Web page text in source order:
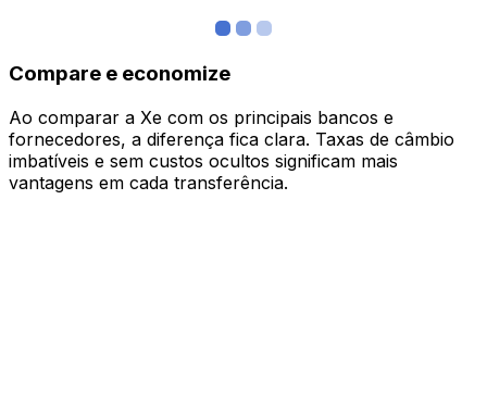
Compare e economize
Ao comparar a Xe com os principais bancos e
fornecedores, a diferença fica clara. Taxas de câmbio
imbatíveis e sem custos ocultos significam mais
vantagens em cada transferência.